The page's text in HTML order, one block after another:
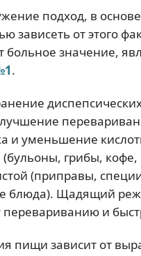
подход, в
зависеть от этого
значение,
.
и уменьшение
грибы, кофе,
(приправы,
блюда). Щадящий
перевариванию и
пищи зависит от